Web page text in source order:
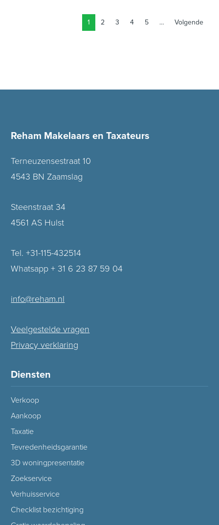
1 2 3 4 5 … Volgende
Reham Makelaars en Taxateurs
Terneuzensestraat 10
4543 BN Zaamslag
Steenstraat 34
4561 AS Hulst
Tel. +31-115-432514
Whatsapp + 31 6 23 87 59 04
info@reham.nl
Veelgestelde vragen
Privacy verklaring
Diensten
Verkoop
Aankoop
Taxatie
Tevredenheidsgarantie
3D woningpresentatie
Zoekservice
Verhuisservice
Checklist bezichtiging